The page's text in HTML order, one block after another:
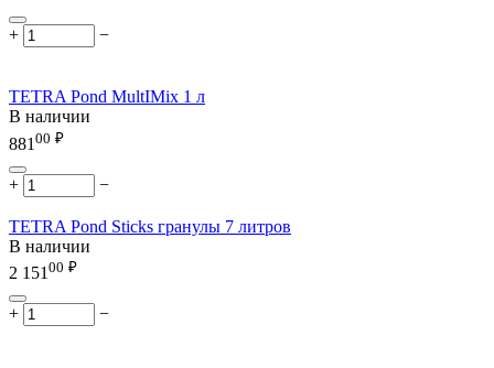
+ −
TETRA Pond MultIMix 1 л
В наличии
881 00 ₽
+ −
TETRA Pond Sticks гранулы 7 литров
В наличии
2 151 00 ₽
+ −